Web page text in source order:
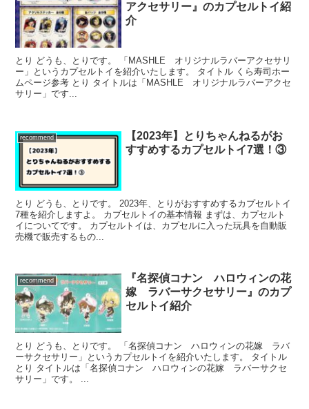
アクセサリー』のカプセルトイ紹
介
とり どうも、とりです。 「MASHLE オリジナルラバーアクセサリ
ー」というカプセルトイを紹介いたします。 タイトル くら寿司ホー
ムページ参考 とり タイトルは「MASHLE オリジナルラバーアクセ
サリー」です...
recommend
【2023年】とりちゃんねるがお
すすめするカプセルトイ7選！③
とり どうも、とりです。 2023年、とりがおすすめするカプセルトイ
7種を紹介しますよ。 カプセルトイの基本情報 まずは、カプセルト
イについてです。 カプセルトイは、カプセルに入った玩具を自動販
売機で販売するもの...
recommend
『名探偵コナン ハロウィンの花
嫁 ラバーサクセサリー』のカプ
セルトイ紹介
とり どうも、とりです。 「名探偵コナン ハロウィンの花嫁 ラバ
ーサクセサリー」というカプセルトイを紹介いたします。 タイトル
とり タイトルは「名探偵コナン ハロウィンの花嫁 ラバーサクセ
サリー」です。 ...